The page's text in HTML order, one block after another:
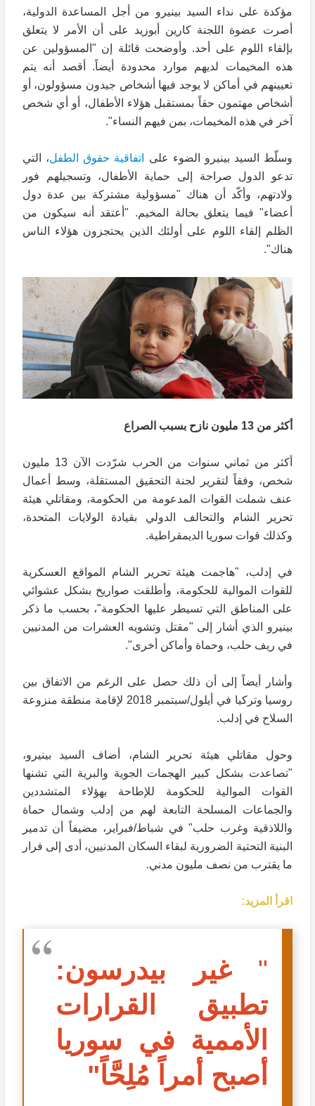
مؤكدة على نداء السيد بينيرو من أجل المساعدة الدولية،
أصرت عضوة اللجنة كارين أبوزيد على أن الأمر لا يتعلق
بإلقاء اللوم على أحد. وأوضحت قائلة إن "المسؤولين عن
هذه المخيمات لديهم موارد محدودة أيضاً. أقصد أنه يتم
تعيينهم في أماكن لا يوجد فيها أشخاص جيدون مسؤولون، أو
أشخاص مهتمون حقاً بمستقبل هؤلاء الأطفال، أو أي شخص
آخر في هذه المخيمات، بمن فيهم النساء".
وسلّط السيد بينيرو الضوء على اتفاقية حقوق الطفل، التي
تدعو الدول صراحة إلى حماية الأطفال، وتسجيلهم فور
ولادتهم، وأكّد أن هناك "مسؤولية مشتركة بين عدة دول
أعضاء" فيما يتعلق بحالة المخيم. "أعتقد أنه سيكون من
الظلم إلقاء اللوم على أولئك الذين يحتجزون هؤلاء الناس
هناك".
أكثر من 13 مليون نازح بسبب الصراع
أكثر من ثماني سنوات من الحرب شرّدت الآن 13 مليون
شخص، وفقاً لتقرير لجنة التحقيق المستقلة، وسط أعمال
عنف شملت القوات المدعومة من الحكومة، ومقاتلي هيئة
تحرير الشام والتحالف الدولي بقيادة الولايات المتحدة،
وكذلك قوات سوريا الديمقراطية.
في إدلب، "هاجمت هيئة تحرير الشام المواقع العسكرية
للقوات الموالية للحكومة، وأطلقت صواريخ بشكل عشوائي
على المناطق التي تسيطر عليها الحكومة"، بحسب ما ذكر
بينيرو الذي أشار إلى "مقتل وتشويه العشرات من المدنيين
في ريف حلب، وحماة وأماكن أخرى".
وأشار أيضاً إلى أن ذلك حصل على الرغم من الاتفاق بين
روسيا وتركيا في أيلول/سبتمبر 2018 لإقامة منطقة منزوعة
السلاح في إدلب.
وحول مقاتلي هيئة تحرير الشام، أضاف السيد بينيرو،
"تصاعدت بشكل كبير الهجمات الجوية والبرية التي تشنها
القوات الموالية للحكومة للإطاحة بهؤلاء المتشددين
والجماعات المسلحة التابعة لهم من إدلب وشمال حماة
واللاذقية وغرب حلب" في شباط/فبراير، مضيفاً أن تدمير
البنية التحتية الضرورية لبقاء السكان المدنيين، أدى إلى فرار
ما يقترب من نصف مليون مدني.
اقرأ المزيد:
"غير بيدرسون:
تطبيق القرارات
الأممية في سوريا
أصبح أمراً مُلِحَّاً"